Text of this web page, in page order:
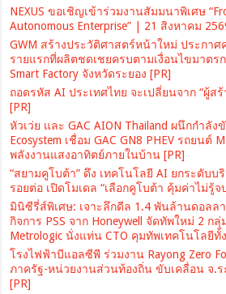
NEXUS ขอเชิญเข้าร่วมงานสัมมนาพิเศษ
Autonomous Enterprise” | 21 สิงหาคม
GWM สร้างประวัติศาสตร์หน้าใหม่ ประกา
รายแรกที่ผลิตชดเชยครบตามเงื่อนไขมาตรก
Smart Factory จังหวัดระยอง [PR]
ถอดรหัส AI ประเทศไทย จะเปลี่ยนจาก “ผู้สร้
[PR]
หัวเว่ย และ GAC AION Thailand ผนึกกำลัง
Ecosystem เชื่อม GAC GN8 PHEV รถยนต์
พลังงานแสงอาทิตย์ภายในบ้าน [PR]
“สยามคูโบต้า” ดึง เทคโนโลยี AI ยกระดับบ
รอยต่อ เปิดโมเดล “เลือกคูโบต้า คุ้มค่าไม่รู้จ
มินิซีรี่ส์พิเศษ: เจาะลึกดีล 1.4 พันล้านดอลล
กิจการ PSS จาก Honeywell จัดทัพใหม่ 2 ก
Metrologic นั่งแท่น CTO คุมทัพเทคโนโลยีทั้
โรงไฟฟ้าบีแอลซีพี ร่วมงาน Rayong Zero
ภาครัฐ-หน่วยงานส่วนท้องถิ่น ขับเคลื่อน จ.ร
[PR]